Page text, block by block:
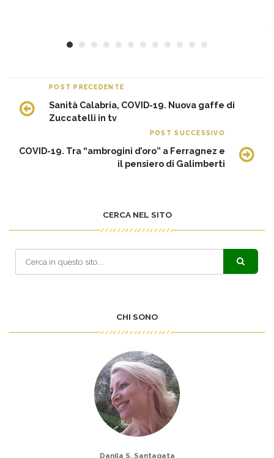
POST PRECEDENTE
Sanità Calabria, COVID-19. Nuova gaffe di
Zuccatelli in tv
POST SUCCESSIVO
COVID-19. Tra “ambrogini d’oro” a Ferragnez e
il pensiero di Galimberti
CERCA NEL SITO
CHI SONO
Danila S. Santagata